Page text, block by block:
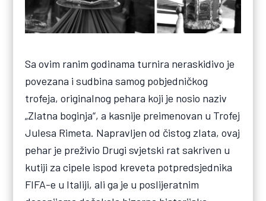
Sa ovim ranim godinama turnira neraskidivo je
povezana i sudbina samog pobjedničkog
trofeja, originalnog pehara koji je nosio naziv
„Zlatna boginja“, a kasnije preimenovan u Trofej
Julesa Rimeta. Napravljen od čistog zlata, ovaj
pehar je preživio Drugi svjetski rat sakriven u
kutiji za cipele ispod kreveta potpredsjednika
FIFA-e u Italiji, ali ga je u poslijeratnim